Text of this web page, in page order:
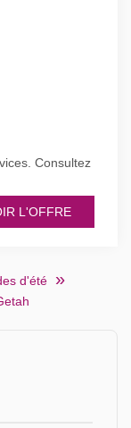
Consultez
L'OFFRE
d'été